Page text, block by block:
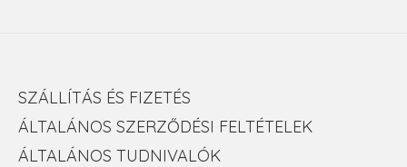
SZÁLLÍTÁS ÉS FIZETÉS
ÁLTALÁNOS SZERZŐDÉSI FELTÉTELEK
ÁLTALÁNOS TUDNIVALÓK